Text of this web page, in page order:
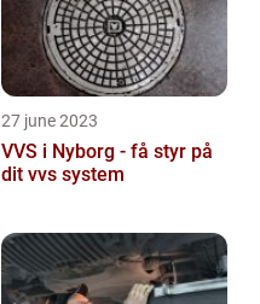
27 june 2023
VVS i Nyborg - få styr på
dit vvs system